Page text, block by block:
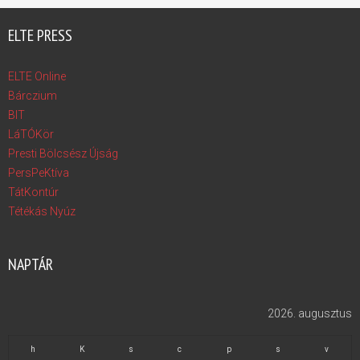
ELTE PRESS
ELTE Online
Bárczium
BIT
LáTÓKör
Presti Bölcsész Újság
PersPeKtíva
TátKontúr
Tétékás Nyúz
NAPTÁR
2026. augusztus
h K s c p s v